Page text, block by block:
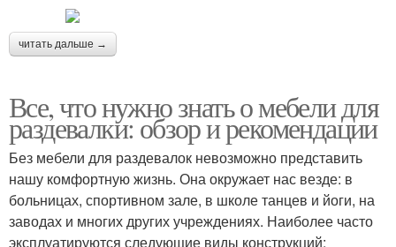
читать дальше →
Все, что нужно знать о мебели для
раздевалки: обзор и рекомендации
Без мебели для раздевалок невозможно представить
нашу комфортную жизнь. Она окружает нас везде: в
больницах, спортивном зале, в школе танцев и йоги, на
заводах и многих других учреждениях. Наиболее часто
эксплуатируются следующие виды конструкций: